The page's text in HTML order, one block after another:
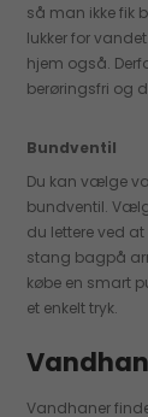
så man ikke fik
lukker for
hjem også.
berøringsfri og
Bundventil
Du kan vælge
bundventil.
du lettere ved
stang bagpå
købe en smart
et enkelt tryk.
Vandhaner